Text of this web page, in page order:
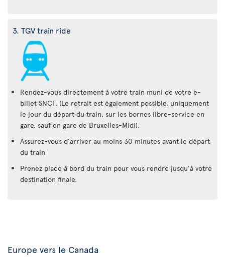
3. TGV train ride
Rendez-vous directement à votre train muni de votre e-
billet SNCF. (Le retrait est également possible, uniquement
le jour du départ du train, sur les bornes libre-service en
gare, sauf en gare de Bruxelles-Midi).
Assurez-vous d’arriver au moins 30 minutes avant le départ
du train
Prenez place à bord du train pour vous rendre jusqu’à votre
destination finale.
Europe vers le Canada